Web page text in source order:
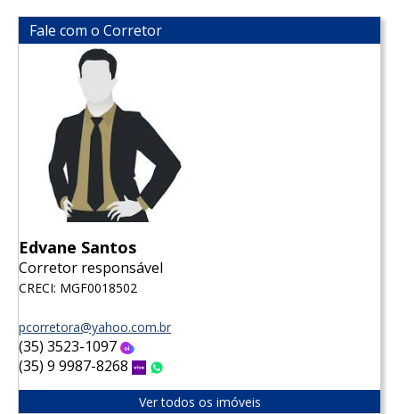
Fale com o Corretor
Edvane Santos
Corretor responsável
CRECI: MGF0018502
pcorretora@yahoo.com.br
(35) 3523-1097
(35) 9 9987-8268 Vivo
Ver todos os imóveis